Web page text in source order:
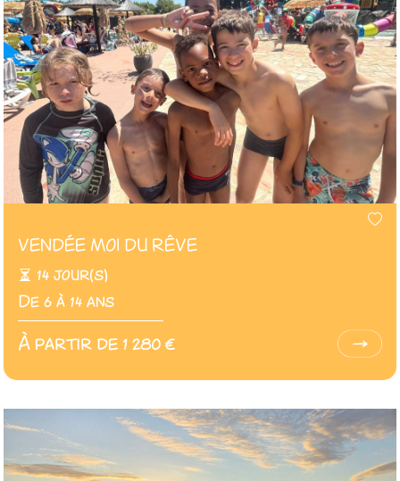
VENDÉE MOI DU RÊVE
14 jour(s)
De 6 à 14 ans
À partir de 1 280 €